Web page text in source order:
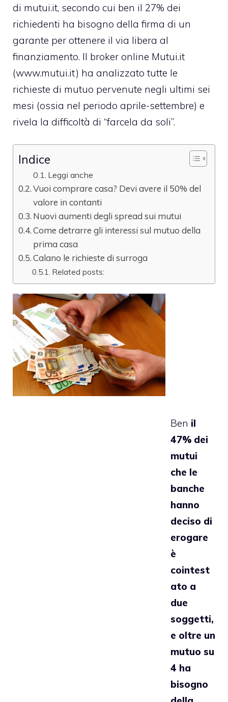
di mutui.it, secondo cui ben il 27% dei
richiedenti ha bisogno della firma di un
garante per ottenere il via libera al
finanziamento. Il broker online Mutui.it
(www.mutui.it) ha analizzato tutte le
richieste di mutuo pervenute negli ultimi sei
mesi (ossia nel periodo aprile-settembre) e
rivela la difficoltà di “farcela da soli”.
Indice
Leggi anche
Vuoi comprare casa? Devi avere il 50% del
valore in contanti
Nuovi aumenti degli spread sui mutui
Come detrarre gli interessi sul mutuo della
prima casa
Calano le richieste di surroga
Related posts:
Ben il
47% dei
mutui
che le
banche
hanno
deciso di
erogare
è
cointest
ato a
due
soggetti,
e oltre un
mutuo su
4 ha
bisogno